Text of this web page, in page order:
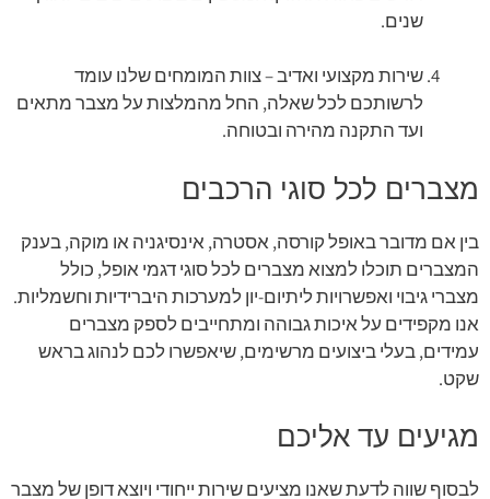
שנים.
שירות מקצועי ואדיב – צוות המומחים שלנו עומד
לרשותכם לכל שאלה, החל מהמלצות על מצבר מתאים
ועד התקנה מהירה ובטוחה.
מצברים לכל סוגי הרכבים
בין אם מדובר באופל קורסה, אסטרה, אינסיגניה או מוקה, בענק
המצברים תוכלו למצוא מצברים לכל סוגי דגמי אופל, כולל
מצברי גיבוי ואפשרויות ליתיום-יון למערכות היברידיות וחשמליות.
אנו מקפידים על איכות גבוהה ומתחייבים לספק מצברים
עמידים, בעלי ביצועים מרשימים, שיאפשרו לכם לנהוג בראש
שקט.
מגיעים עד אליכם
לבסוף שווה לדעת שאנו מציעים שירות ייחודי ויוצא דופן של מצבר